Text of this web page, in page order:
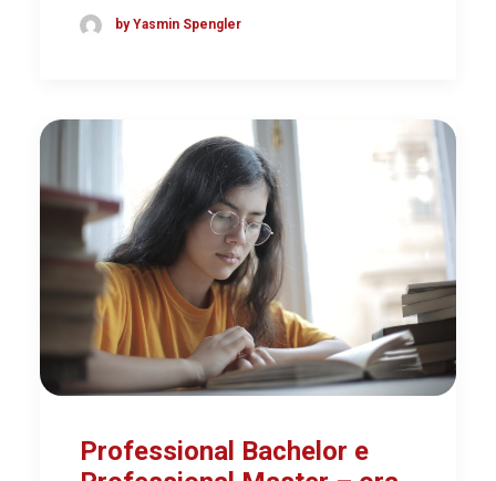
by Yasmin Spengler
Professional Bachelor e